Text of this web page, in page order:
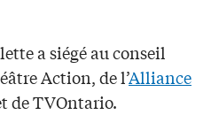
a siégé au conseil
Action, de l’Alliance
de TVOntario.